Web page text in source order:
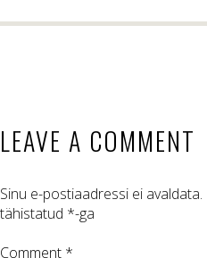
LEAVE A COMMENT
Sinu e-postiaadressi ei avaldata.
tähistatud *-ga
Comment *